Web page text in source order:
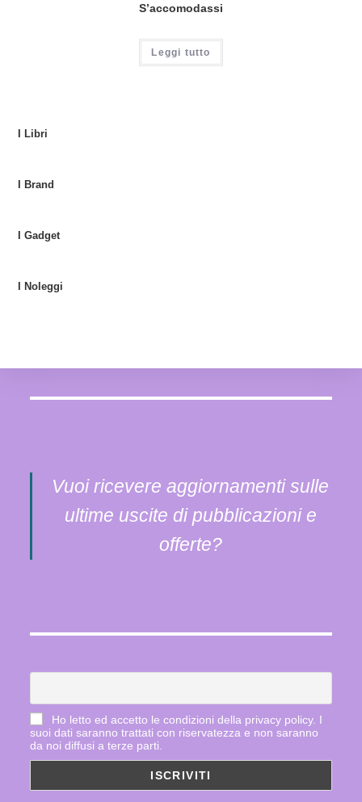
S’accomodassi
Leggi tutto
I Libri
I Brand
I Gadget
I Noleggi
Vuoi ricevere aggiornamenti sulle
ultime uscite di pubblicazioni e
offerte?
Ho letto ed accetto le condizioni della privacy policy. I
suoi dati saranno trattati con riservatezza e non saranno
da noi diffusi a terze parti.